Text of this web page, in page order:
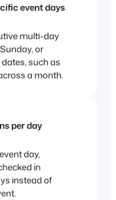
event days
multi-day
or
such as
a month.
per day
day,
in
instead of